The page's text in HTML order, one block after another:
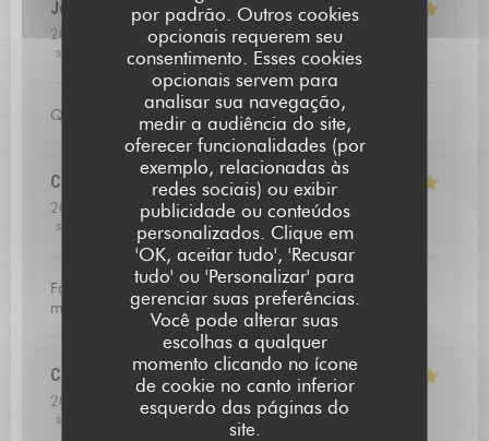
por padrão. Outros cookies
opcionais requerem seu
consentimento. Esses cookies
opcionais servem para
analisar sua navegação,
medir a audiência do site,
oferecer funcionalidades (por
exemplo, relacionadas às
redes sociais) ou exibir
publicidade ou conteúdos
personalizados. Clique em
'OK, aceitar tudo', 'Recusar
tudo' ou 'Personalizar' para
gerenciar suas preferências.
Você pode alterar suas
escolhas a qualquer
momento clicando no ícone
de cookie no canto inferior
esquerdo das páginas do
site.
Jean louis D
2026-07-24
- 12:30 - guests 2
service
ambience menu quality_price
Qualite de l'accueil
Christoffer
2026-07-23
- 13:15 - guests 2
service
ambience 4 menu : 5/5
Fantastic food and good service. Defininetly worth a
michelin star
Catherine V
2026-07-16
- 20:00 - guests 3
service
ambience : 5 /5 menu: 5/5 quality_price
L'AUBERGE SAINT JEAN